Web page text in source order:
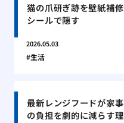
猫の爪研ぎ跡を壁紙補修
シールで隠す
2026.05.03
生活
最新レンジフードが家事
の負担を劇的に減らす理